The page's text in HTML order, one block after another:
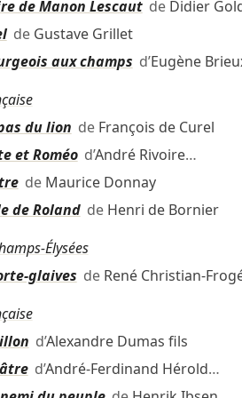
de Manon Lescautde Didier
de Gustave Grillet
aux champs d’Eugène
du lion de François de Curel
et Roméod’André Rivoire…
de Maurice Donnay
de Rolandde Henri de Bornier
Élysées
glaives de René Christian-
d’Alexandre Dumas fils
d’André-Ferdinand Hérold…